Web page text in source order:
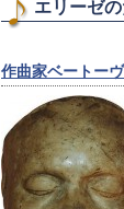
エリーゼ
作曲家ベートー